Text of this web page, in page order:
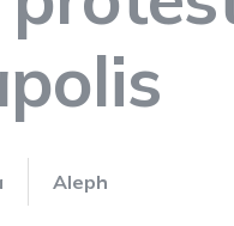
Aleph